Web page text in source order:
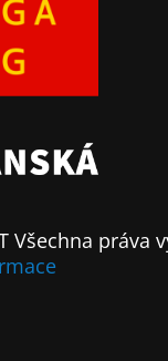
Všechna práva